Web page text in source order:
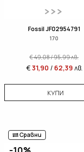
Fossil JF02954791
170
€49,08/95,99лв.
€31,90 / 62,39 лв.
КУПИ
Сравни